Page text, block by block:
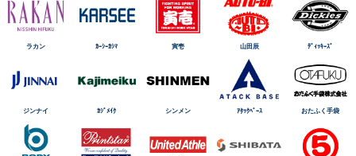
ラカン ｶｰｼｰｶｼﾏ 寅壱 山田辰 ﾃﾞｨｯｷｰｽﾞ
ジンナイ ｶｼﾞﾒｲｸ シンメン ｱﾀｯｸﾍﾞｰｽ おたふく手袋